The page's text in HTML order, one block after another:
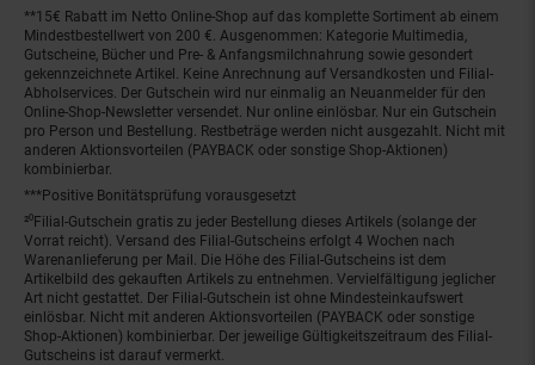
**15€ Rabatt im Netto Online-Shop auf das komplette Sortiment ab einem
Mindestbestellwert von 200 €. Ausgenommen: Kategorie Multimedia,
Gutscheine, Bücher und Pre- & Anfangsmilchnahrung sowie gesondert
gekennzeichnete Artikel. Keine Anrechnung auf Versandkosten und Filial-
Abholservices. Der Gutschein wird nur einmalig an Neuanmelder für den
Online-Shop-Newsletter versendet. Nur online einlösbar. Nur ein Gutschein
pro Person und Bestellung. Restbeträge werden nicht ausgezahlt. Nicht mit
anderen Aktionsvorteilen (PAYBACK oder sonstige Shop-Aktionen)
kombinierbar.
***Positive Bonitätsprüfung vorausgesetzt
²⁰Filial-Gutschein gratis zu jeder Bestellung dieses Artikels (solange der
Vorrat reicht). Versand des Filial-Gutscheins erfolgt 4 Wochen nach
Warenanlieferung per Mail. Die Höhe des Filial-Gutscheins ist dem
Artikelbild des gekauften Artikels zu entnehmen. Vervielfältigung jeglicher
Art nicht gestattet. Der Filial-Gutschein ist ohne Mindesteinkaufswert
einlösbar. Nicht mit anderen Aktionsvorteilen (PAYBACK oder sonstige
Shop-Aktionen) kombinierbar. Der jeweilige Gültigkeitszeitraum des Filial-
Gutscheins ist darauf vermerkt.